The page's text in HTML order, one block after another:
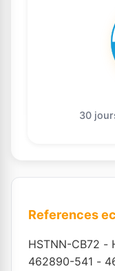
30
References
HSTNN-CB72 -
462890-541 -